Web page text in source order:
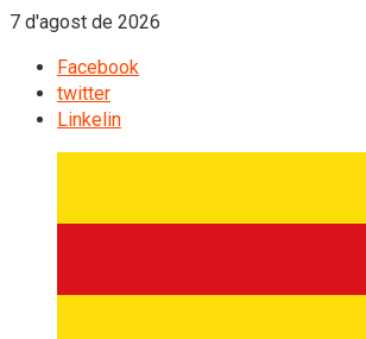
7 d'agost de 2026
Facebook
twitter
Linkelin